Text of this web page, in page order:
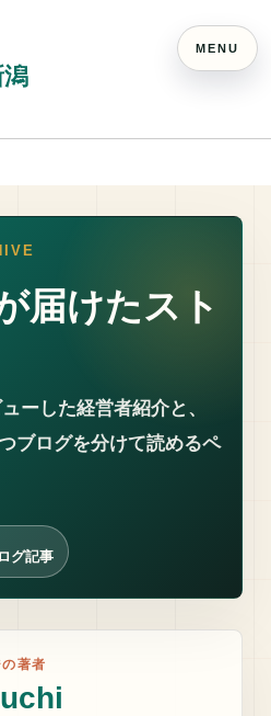
届けたスト
ーした経営者紹介と、
ブログを分けて読めるペ
グ記事
著者
MENU